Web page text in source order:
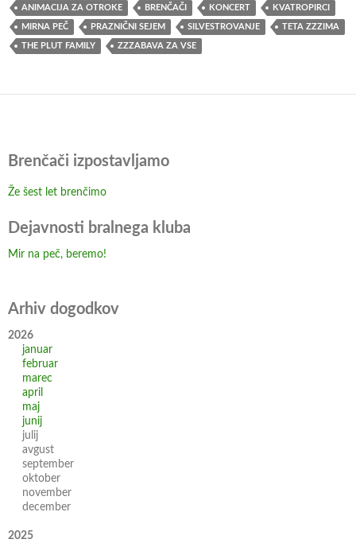
ANIMACIJA ZA OTROKE BRENČAČI KONCERT KVATROPIRCI
MIRNA PEČ PRAZNIČNI SEJEM SILVESTROVANJE TETA ZZZIMA
THE PLUT FAMILY ZZZABAVA ZA VSE
Brenčači izpostavljamo
Že šest let brenčimo
Dejavnosti bralnega kluba
Mir na peč, beremo!
Arhiv dogodkov
2026
januar
februar
marec
april
maj
junij
julij
avgust
september
oktober
november
december
2025